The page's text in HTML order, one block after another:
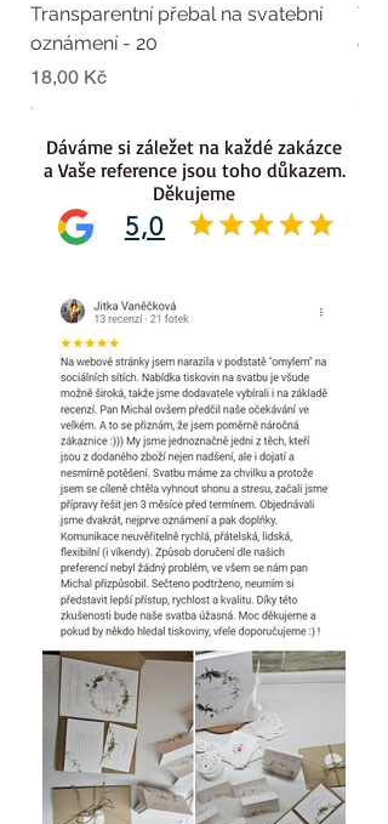
Transparentní přebal na svatební
oznámení - 20
Cena
18,00 Kč
.
5,0
Dáváme si záležet na každé zakázce
a Vaše reference jsou toho důkazem.
Děkujeme